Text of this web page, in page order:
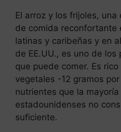
El arroz y los frijoles, una
de comida reconfortante
latinas y caribeñas y en
de EE.UU., es uno de
que puede comer. Es
vegetales -12 gramos
nutrientes que la
estadounidenses no
suficiente.